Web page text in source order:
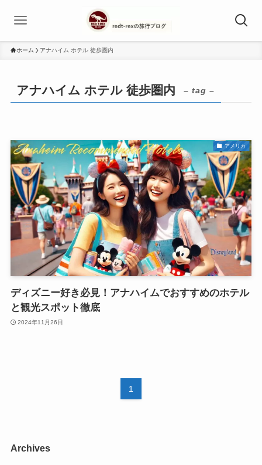
ホーム アナハイム ホテル 徒歩圏内
アナハイム ホテル 徒歩圏内 – tag –
アメリカ
ディズニー好き必見！アナハイムでおすすめのホテル
と観光スポット徹底
2024年11月26日
1
Archives